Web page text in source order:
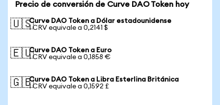
Precio de conversión de Curve DAO Token hoy
🇺🇸Curve DAO Token a Dólar estadounidense
1 CRV equivale a 0,2141 $
🇪🇺Curve DAO Token a Euro
1 CRV equivale a 0,1858 €
🇬🇧Curve DAO Token a Libra Esterlina Británica
1 CRV equivale a 0,1592 £